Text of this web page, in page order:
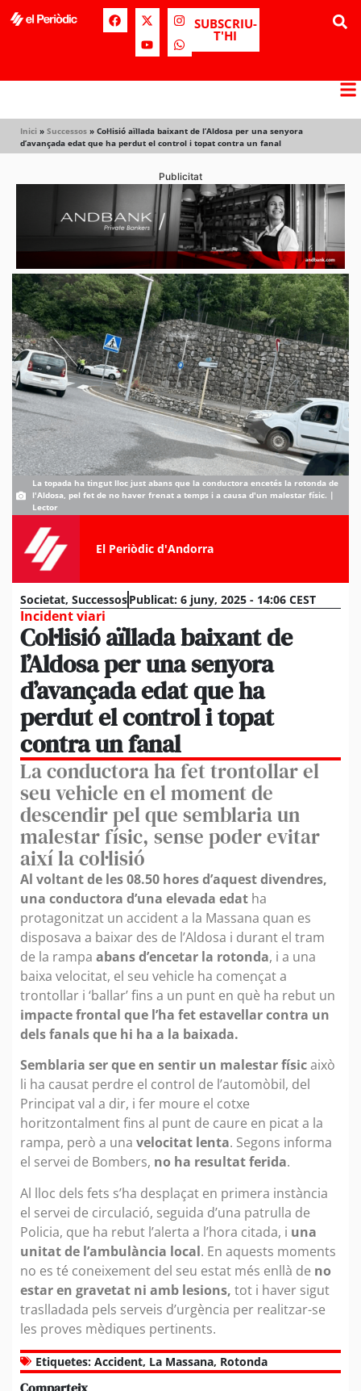
SUBSCRIU-
T'HI
Inici » Successos » Col·lisió aïllada baixant de l’Aldosa per una senyora
d’avançada edat que ha perdut el control i topat contra un fanal
Publicitat
La topada ha tingut lloc just abans que la conductora encetés la rotonda de
l'Aldosa, pel fet de no haver frenat a temps i a causa d'un malestar físic. |
Lector
El Periòdic d'Andorra
Societat, SuccessosPublicat: 6 juny, 2025 - 14:06 CEST
Incident viari
Col·lisió aïllada baixant de
l’Aldosa per una senyora
d’avançada edat que ha
perdut el control i topat
contra un fanal
La conductora ha fet trontollar el
seu vehicle en el moment de
descendir pel que semblaria un
malestar físic, sense poder evitar
així la col·lisió
Al voltant de les 08.50 hores d’aquest divendres,
una conductora d’una elevada edat ha
protagonitzat un accident a la Massana quan es
disposava a baixar des de l’Aldosa i durant el tram
de la rampa abans d’encetar la rotonda, i a una
baixa velocitat, el seu vehicle ha començat a
trontollar i ‘ballar’ fins a un punt en què ha rebut un
impacte frontal que l’ha fet estavellar contra un
dels fanals que hi ha a la baixada.
Semblaria ser que en sentir un malestar físicaixò
li ha causat perdre el control de l’automòbil, del
Principat val a dir, i fer moure el cotxe
horitzontalment fins al punt de caure en picat a la
rampa, però a una velocitat lenta. Segons informa
el servei de Bombers, no ha resultat ferida.
Al lloc dels fets s’ha desplaçat en primera instància
el servei de circulació, seguida d’una patrulla de
Policia, que ha rebut l’alerta a l’hora citada, i una
unitat de l’ambulància local. En aquests moments
no es té coneixement del seu estat més enllà de no
estar en gravetat ni amb lesions, tot i haver sigut
traslladada pels serveis d’urgència per realitzar-se
les proves mèdiques pertinents.
Etiquetes: Accident, La Massana, Rotonda